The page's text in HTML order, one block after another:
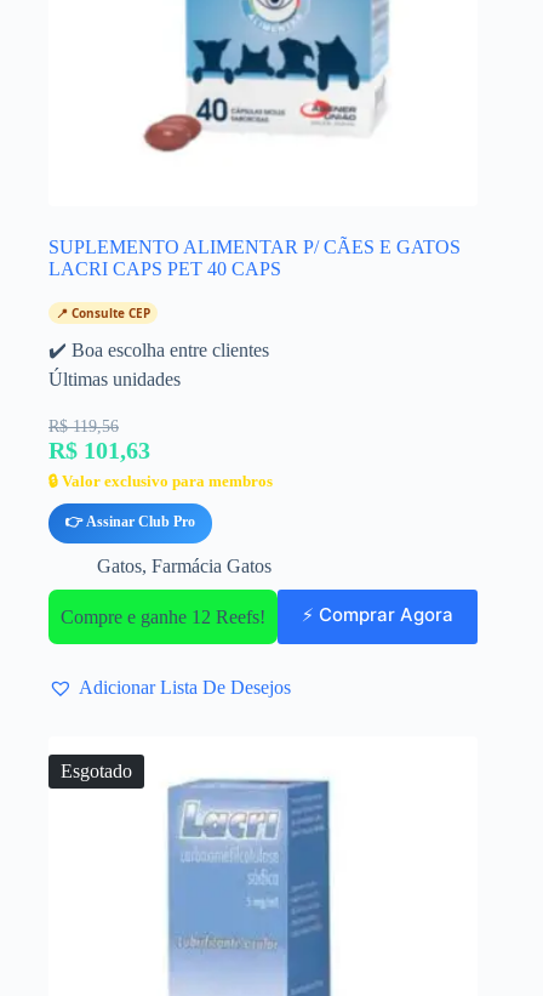
SUPLEMENTO ALIMENTAR P/ CÃES E GATOS
LACRI CAPS PET 40 CAPS
📍 Consulte CEP
✔️ Boa escolha entre clientes
Últimas unidades
R$ 119,56
R$ 101,63
🔒 Valor exclusivo para membros
👉 Assinar Club Pro
Gatos, Farmácia Gatos
Compre e ganhe 12 Reefs! ⚡ Comprar Agora
Adicionar Lista De Desejos
Esgotado